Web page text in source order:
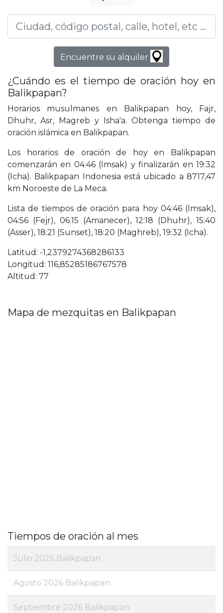
Encuentre su alquiler
¿Cuándo es el tiempo de oración hoy en
Balikpapan?
Horarios musulmanes en Balikpapan hoy, Fajr,
Dhuhr, Asr, Magreb y Isha'a. Obtenga tiempo de
oración islámica en Balikpapan.
Los horarios de oración de hoy en Balikpapan
comenzarán en 04:46 (Imsak) y finalizarán en 19:32
(Icha). Balikpapan Indonesia está ubicado a 8717,47
km Noroeste de La Meca.
Lista de tiempos de oración para hoy 04:46 (Imsak),
04:56 (Fejr), 06:15 (Amanecer), 12:18 (Dhuhr), 15:40
(Asser), 18:21 (Sunset), 18:20 (Maghreb), 19:32 (Icha).
Latitud: -1,2379274368286133
Longitud: 116,85285186767578
Altitud: 77
Mapa de mezquitas en Balikpapan
Tiempos de oración al mes
Julio 2026 Balikpapan
Agosto 2026 Balikpapan
Septiembre 2026 Balikpapan